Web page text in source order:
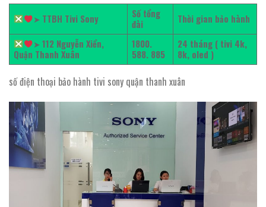
➤ TTBH Tivi Sony
Số tổng
đài
Thời gian bảo hành
➤112 Nguyễn Xiển,
Quận Thanh Xuân
1800.
588. 885
24 tháng ( tivi 4k,
8k, oled )
số điện thoại bảo hành tivi sony quận thanh xuân